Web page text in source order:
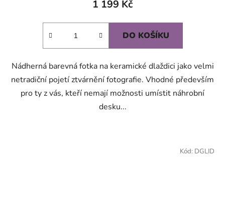
5,0
hvězdiček.
1 199 Kč
DO KOŠÍKU
Nádherná barevná fotka na keramické dlaždici jako velmi
netradiční pojetí ztvárnění fotografie. Vhodné především
pro ty z vás, kteří nemají možnosti umístit náhrobní
desku...
Kód: DGLID